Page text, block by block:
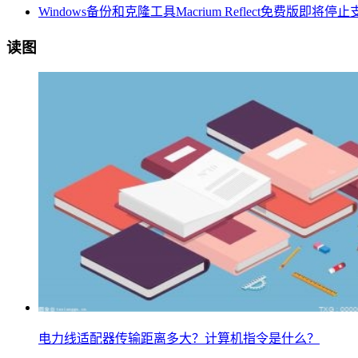
Windows备份和克隆工具Macrium Reflect免费版即将停止
读图
电力线适配器传输距离多大？计算机指令是什么？